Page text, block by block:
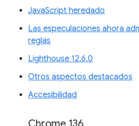
JavaScript heredado
Las especulaciones ahora
reglas
Lighthouse 12.6.0
Otros aspectos destacados
Accesibilidad